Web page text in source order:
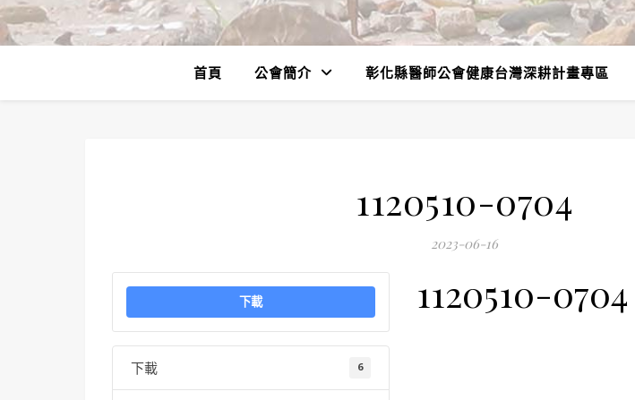
首頁 公會簡介 彰化縣醫師公會健康台灣深耕計畫專區
1120510-0704
2023-06-16
下載
下載 6
1120510-0704